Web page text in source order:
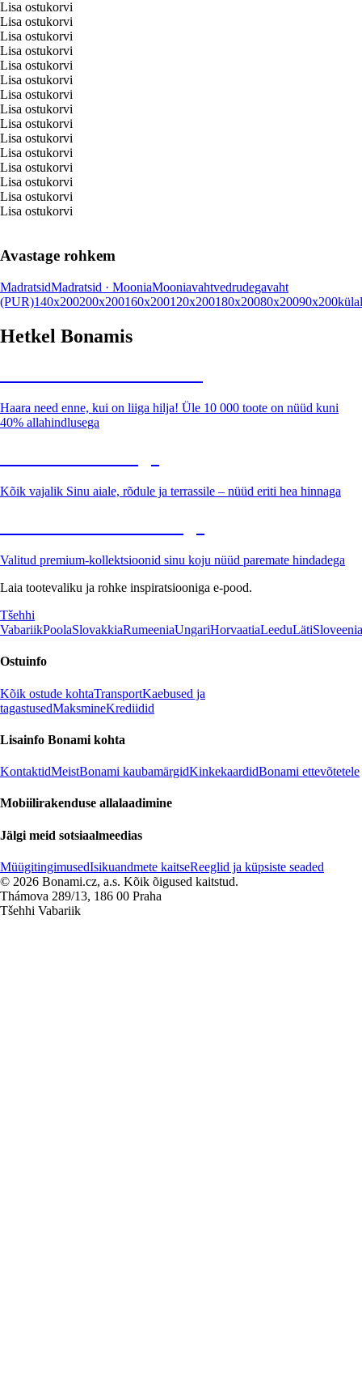
Lisa ostukorvi
Lisa ostukorvi
Lisa ostukorvi
Lisa ostukorvi
Lisa ostukorvi
Lisa ostukorvi
Lisa ostukorvi
Lisa ostukorvi
Lisa ostukorvi
Lisa ostukorvi
Lisa ostukorvi
Lisa ostukorvi
Lisa ostukorvi
Lisa ostukorvi
Lisa ostukorvi
Avastage rohkem
MadratsidMadratsid · MooniaMooniavahtvedrudegavaht
(PUR)140x200200x200160x200120x200180x20080x20090x200
Hetkel Bonamis
Haara need enne, kui on liiga hilja! Üle 10 000 toote on nüüd kuni
40% allahindlusega
Kõik vajalik Sinu aiale, rõdule ja terrassile – nüüd eriti hea hinnaga
Valitud premium-kollektsioonid sinu koju nüüd paremate hindadega
Laia tootevaliku ja rohke inspiratsiooniga e-pood.
Tšehhi
VabariikPoolaSlovakkiaRumeeniaUngariHorvaatiaLeeduLätiSloveenia
Ostuinfo
Kõik ostude kohtaTransportKaebused ja
tagastusedMaksmineKrediidid
Lisainfo Bonami kohta
KontaktidMeistBonami kaubamärgidKinkekaardidBonami ettevõtetele
Mobiilirakenduse allalaadimine
Jälgi meid sotsiaalmeedias
MüügitingimusedIsikuandmete kaitseReeglid ja küpsiste seaded
© 2026 Bonami.cz, a.s. Kõik õigused kaitstud.
Thámova 289/13, 186 00 Praha
Tšehhi Vabariik